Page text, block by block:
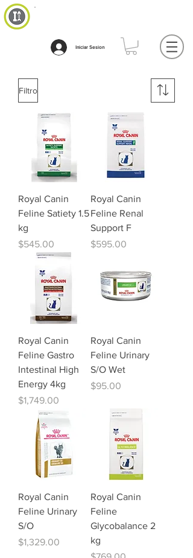
Iniciar Sesion
Filtro
Royal Canin
Feline Satiety 1.5
kg
Precio
$545.00
Royal Canin
Feline Renal
Support F
Precio
$595.00
Royal Canin
Feline Gastro
Intestinal High
Energy 4kg
Precio
$1,749.00
Royal Canin
Feline Urinary
S/O Wet
Precio
$95.00
Royal Canin
Feline Urinary
S/O
Precio
$1,329.00
Royal Canin
Feline
Glycobalance 2
kg